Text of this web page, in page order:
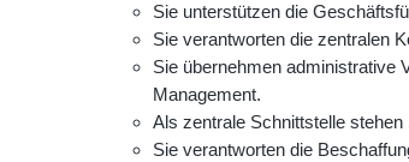
Sie unterstützen die
Sie verantworten die zentralen
Sie übernehmen administrative
Management.
Als zentrale Schnittstelle
Sie verantworten die